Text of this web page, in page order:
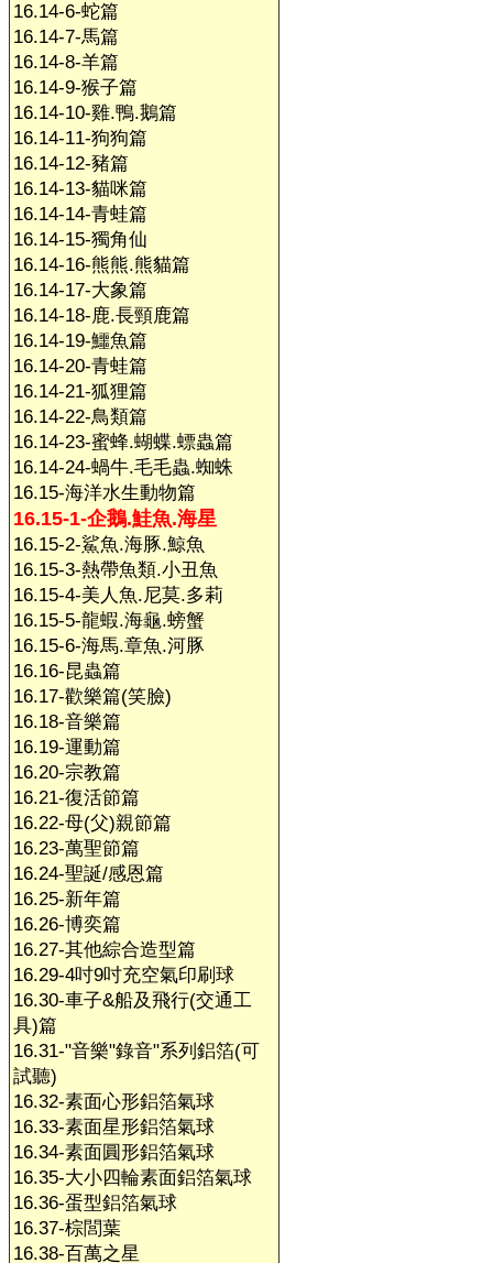
16.14-6-蛇篇
16.14-7-馬篇
16.14-8-羊篇
16.14-9-猴子篇
16.14-10-雞.鴨.鵝篇
16.14-11-狗狗篇
16.14-12-豬篇
16.14-13-貓咪篇
16.14-14-青蛙篇
16.14-15-獨角仙
16.14-16-熊熊.熊貓篇
16.14-17-大象篇
16.14-18-鹿.長頸鹿篇
16.14-19-鱷魚篇
16.14-20-青蛙篇
16.14-21-狐狸篇
16.14-22-鳥類篇
16.14-23-蜜蜂.蝴蝶.螵蟲篇
16.14-24-蝸牛.毛毛蟲.蜘蛛
16.15-海洋水生動物篇
16.15-1-企鵝.鮭魚.海星
16.15-2-鯊魚.海豚.鯨魚
16.15-3-熱帶魚類.小丑魚
16.15-4-美人魚.尼莫.多莉
16.15-5-龍蝦.海龜.螃蟹
16.15-6-海馬.章魚.河豚
16.16-昆蟲篇
16.17-歡樂篇(笑臉)
16.18-音樂篇
16.19-運動篇
16.20-宗教篇
16.21-復活節篇
16.22-母(父)親節篇
16.23-萬聖節篇
16.24-聖誕/感恩篇
16.25-新年篇
16.26-博奕篇
16.27-其他綜合造型篇
16.29-4吋9吋充空氣印刷球
16.30-車子&船及飛行(交通工
具)篇
16.31-"音樂"錄音"系列鋁箔(可
試聽)
16.32-素面心形鋁箔氣球
16.33-素面星形鋁箔氣球
16.34-素面圓形鋁箔氣球
16.35-大小四輪素面鋁箔氣球
16.36-蛋型鋁箔氣球
16.37-棕閭葉
16.38-百萬之星